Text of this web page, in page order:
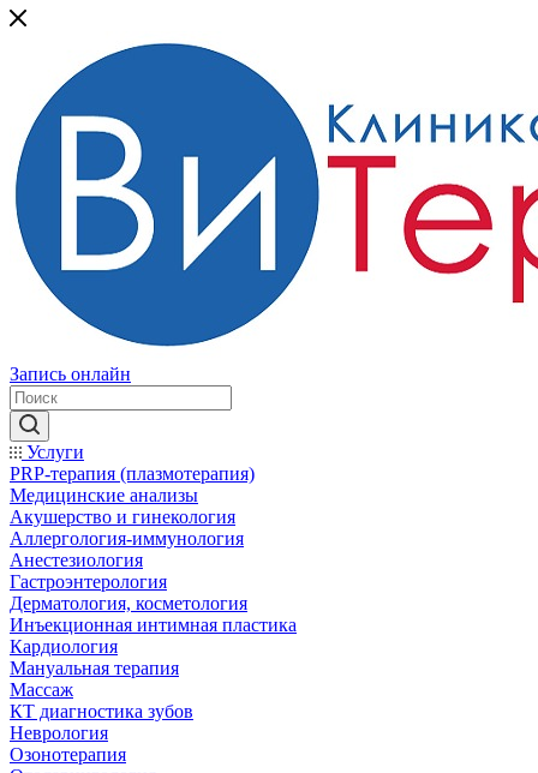
Запись онлайн
Услуги
PRP-терапия (плазмотерапия)
Медицинские анализы
Акушерство и гинекология
Аллергология-иммунология
Анестезиология
Гастроэнтерология
Дерматология, косметология
Инъекционная интимная пластика
Кардиология
Мануальная терапия
Массаж
КТ диагностика зубов
Неврология
Озонотерапия